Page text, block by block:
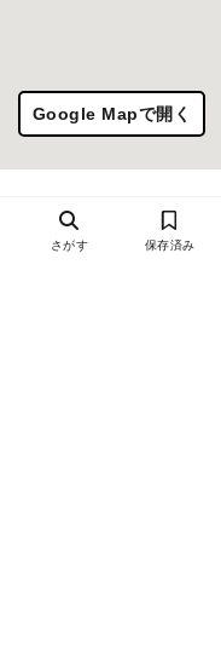
Google Mapで開く
さがす 保存済み